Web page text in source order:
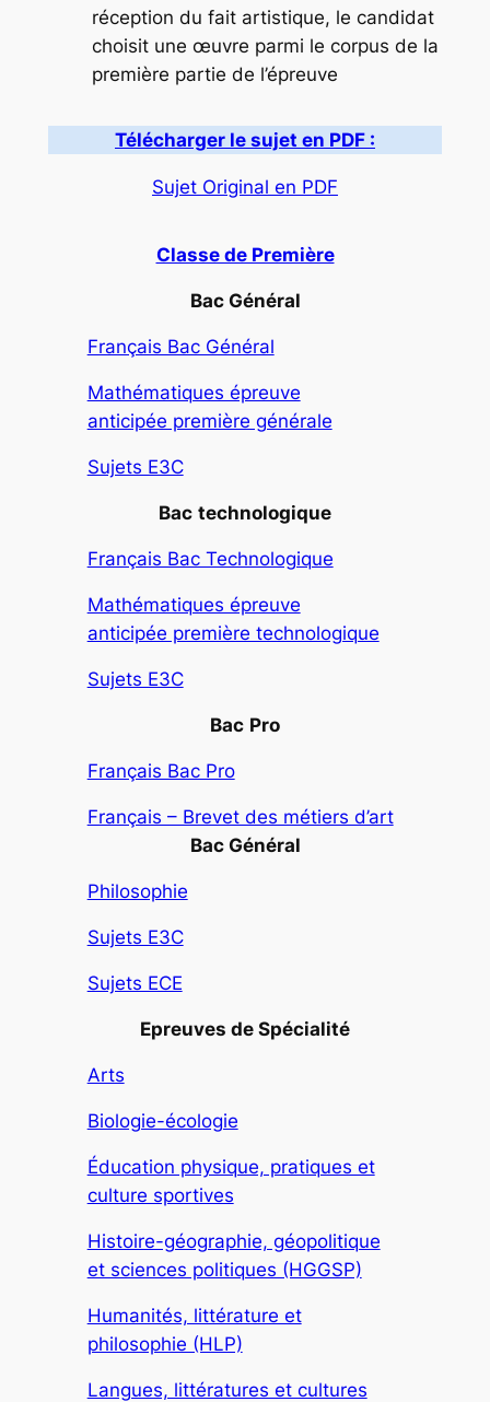
réception du fait artistique, le candidat
choisit une œuvre parmi le corpus de la
première partie de l’épreuve
Télécharger le sujet en PDF :
Sujet Original en PDF
Classe de Première
Bac Général
Français Bac Général
Mathématiques épreuve
anticipée première générale
Sujets E3C
Bac technologique
Français Bac Technologique
Mathématiques épreuve
anticipée première technologique
Sujets E3C
Bac Pro
Français Bac Pro
Français – Brevet des métiers d’art
Bac Général
Philosophie
Sujets E3C
Sujets ECE
Epreuves de Spécialité
Arts
Biologie-écologie
Éducation physique, pratiques et
culture sportives
Histoire-géographie, géopolitique
et sciences politiques (HGGSP)
Humanités, littérature et
philosophie (HLP)
Langues, littératures et cultures